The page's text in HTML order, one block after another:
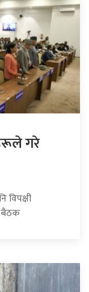
गरे
विपक्षी
बैठक